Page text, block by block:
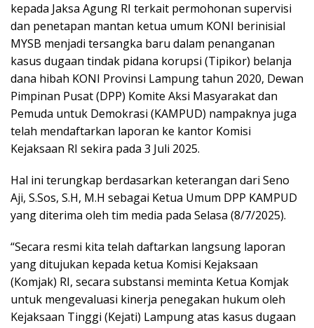
kepada Jaksa Agung RI terkait permohonan supervisi
dan penetapan mantan ketua umum KONI berinisial
MYSB menjadi tersangka baru dalam penanganan
kasus dugaan tindak pidana korupsi (Tipikor) belanja
dana hibah KONI Provinsi Lampung tahun 2020, Dewan
Pimpinan Pusat (DPP) Komite Aksi Masyarakat dan
Pemuda untuk Demokrasi (KAMPUD) nampaknya juga
telah mendaftarkan laporan ke kantor Komisi
Kejaksaan RI sekira pada 3 Juli 2025.
Hal ini terungkap berdasarkan keterangan dari Seno
Aji, S.Sos, S.H, M.H sebagai Ketua Umum DPP KAMPUD
yang diterima oleh tim media pada Selasa (8/7/2025).
“Secara resmi kita telah daftarkan langsung laporan
yang ditujukan kepada ketua Komisi Kejaksaan
(Komjak) RI, secara substansi meminta Ketua Komjak
untuk mengevaluasi kinerja penegakan hukum oleh
Kejaksaan Tinggi (Kejati) Lampung atas kasus dugaan